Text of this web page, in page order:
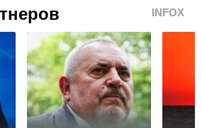
INFOX